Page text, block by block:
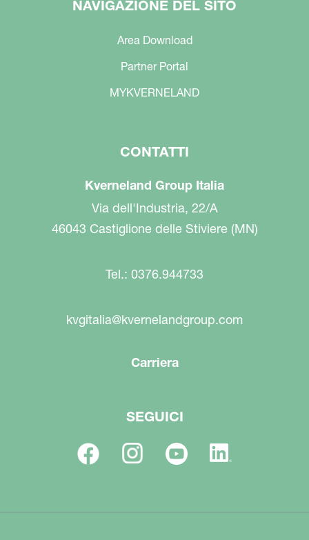
NAVIGAZIONE DEL SITO
Area Download
Partner Portal
MYKVERNELAND
CONTATTI
Kverneland Group Italia
Via dell'Industria, 22/A
46043 Castiglione delle Stiviere (MN)
Tel.: 0376.944733
kvgitalia@kvernelandgroup.com
Carriera
SEGUICI